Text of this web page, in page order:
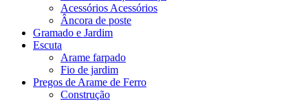
Acessórios Acessórios
Âncora de poste
Gramado e Jardim
Escuta
Arame farpado
Fio de jardim
Pregos de Arame de Ferro
Construção